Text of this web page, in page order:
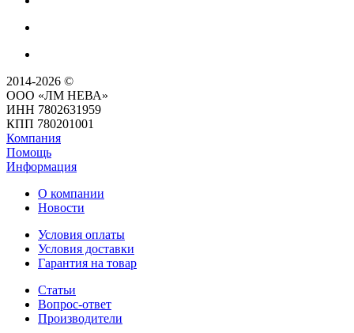
2014-2026 ©
ООО «ЛМ НЕВА»
ИНН 7802631959
КПП 780201001
Компания
Помощь
Информация
О компании
Новости
Условия оплаты
Условия доставки
Гарантия на товар
Статьи
Вопрос-ответ
Производители